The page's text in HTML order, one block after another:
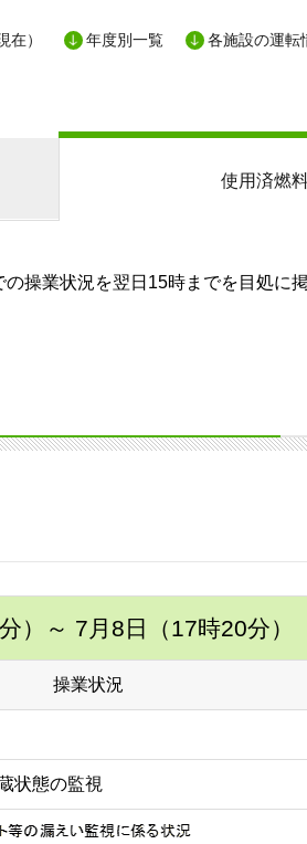
） 年度別一覧 各施設の運転
使用済燃
操業状況を翌日15時までを目処に
） ～ 7月8日（17時20分）
操業状況
状態の監視